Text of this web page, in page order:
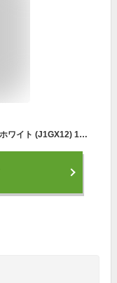
ブリヂストン 21TOURB ツアーB JGR パールホワイト (J1GX12) 1ダース(12球入) ゴルフボール 公認球 BRIDGESTONE